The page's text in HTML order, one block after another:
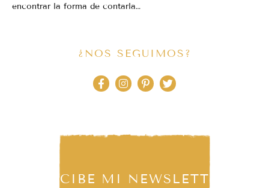
encontrar la forma de contarla…
¿NOS SEGUIMOS?
RECIBE MI NEWSLETTER